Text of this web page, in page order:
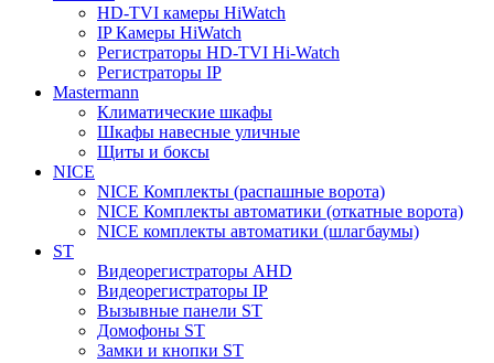
HD-TVI камеры HiWatch
IP Камеры HiWatch
Регистраторы HD-TVI Hi-Watch
Регистраторы IP
Mastermann
Климатические шкафы
Шкафы навесные уличные
Щиты и боксы
NICE
NICE Комплекты (распашные ворота)
NICE Комплекты автоматики (откатные ворота)
NICE комплекты автоматики (шлагбаумы)
ST
Видеорегистраторы AHD
Видеорегистраторы IP
Вызывные панели ST
Домофоны ST
Замки и кнопки ST